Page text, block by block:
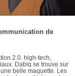
de
2.0. high-tech,
Dabiq se trouve sur
belle maquette. Les